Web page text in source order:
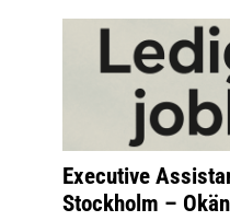
Executive
Stockholm –